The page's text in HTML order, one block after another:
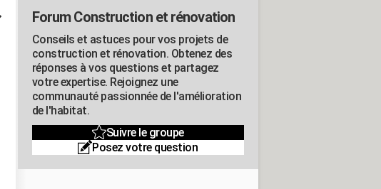
Forum Construction et rénovation
Conseils et astuces pour vos projets de
construction et rénovation. Obtenez des
réponses à vos questions et partagez
votre expertise. Rejoignez une
communauté passionnée de l'amélioration
de l'habitat.
Suivre le groupe
Posez votre question